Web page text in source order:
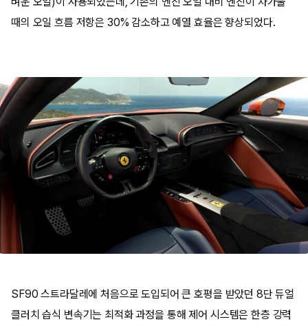
때의 오일 흐름 저항은 30% 감소하고 예열 효율은 향상되었다.
SF90 스트라달레에 처음으로 도입되어 큰 호평을 받았던 8단 듀얼
클러치 습식 변속기는 최적화 과정을 통해 제어 시스템은 한층 강력